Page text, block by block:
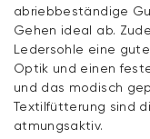
abriebbeständige
Gehen ideal ab.
Ledersohle eine
Optik und einen
und das modisch
Textilfütterung sind
atmungsaktiv.